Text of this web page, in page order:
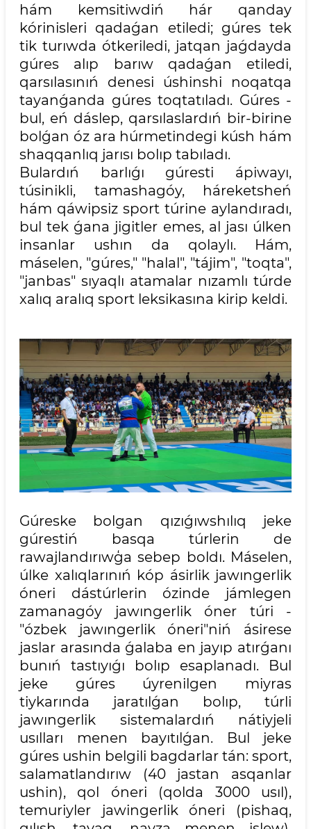
hám kemsitiwdiń hár qanday
kórinisleri qadaǵan etiledi; gúres tek
tik turıwda ótkeriledi, jatqan jaǵdayda
gúres alıp barıw qadaǵan etiledi,
qarsılasınıń denesi úshinshi noqatqa
tayanǵanda gúres toqtatıladı. Gúres -
bul, eń dáslep, qarsılaslardıń bir-birine
bolǵan óz ara húrmetindegi kúsh hám
shaqqanlıq jarısı bolıp tabıladı.
Bulardıń barlıǵı gúresti ápiwayı,
túsinikli, tamashagóy, háreketsheń
hám qáwipsiz sport túrine aylandıradı,
bul tek ǵana jigitler emes, al jası úlken
insanlar ushın da qolaylı. Hám,
máselen, "gúres," "halal", "tájim", "toqta",
"janbas" sıyaqlı atamalar nızamlı túrde
xalıq aralıq sport leksikasına kirip keldi.
Gúreske bolgan qızıǵıwshılıq jeke
gúrestiń basqa túrlerin de
rawajlandırıwģa sebep boldı. Máselen,
úlke xalıqlarınıń kóp ásirlik jawıngerlik
óneri dástúrlerin ózinde jámlegen
zamanagóy jawıngerlik óner túri -
"ózbek jawıngerlik óneri"niń ásirese
jaslar arasında ǵalaba en jayıp atırǵanı
bunıń tastıyıǵı bolıp esaplanadı. Bul
jeke gúres úyrenilgen miyras
tiykarında jaratılǵan bolıp, túrli
jawıngerlik sistemalardıń nátiyjeli
usılları menen bayıtılǵan. Bul jeke
gúres ushin belgili bagdarlar tán: sport,
salamatlandırıw (40 jastan asqanlar
ushin), qol óneri (qolda 3000 usıl),
temuriyler jawingerlik óneri (pishaq,